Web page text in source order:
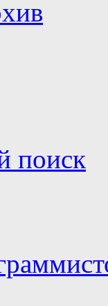
поиск